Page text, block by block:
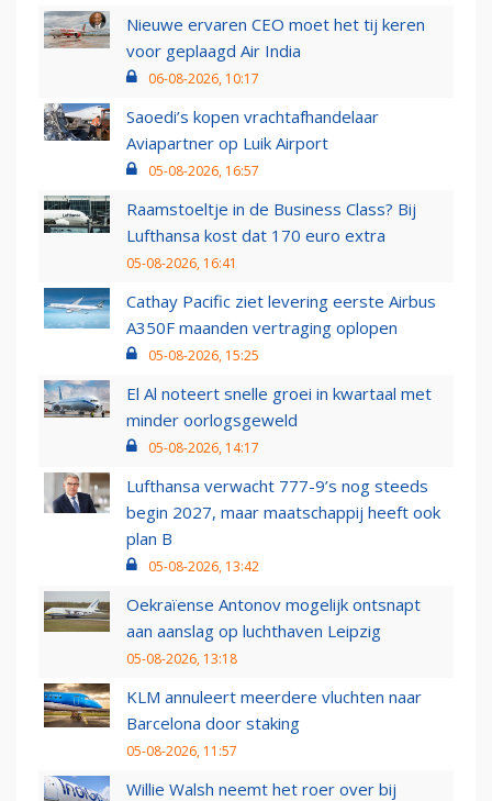
Nieuwe ervaren CEO moet het tij keren
voor geplaagd Air India
06-08-2026, 10:17
Saoedi’s kopen vrachtafhandelaar
Aviapartner op Luik Airport
05-08-2026, 16:57
Raamstoeltje in de Business Class? Bij
Lufthansa kost dat 170 euro extra
05-08-2026, 16:41
Cathay Pacific ziet levering eerste Airbus
A350F maanden vertraging oplopen
05-08-2026, 15:25
El Al noteert snelle groei in kwartaal met
minder oorlogsgeweld
05-08-2026, 14:17
Lufthansa verwacht 777-9’s nog steeds
begin 2027, maar maatschappij heeft ook
plan B
05-08-2026, 13:42
Oekraïense Antonov mogelijk ontsnapt
aan aanslag op luchthaven Leipzig
05-08-2026, 13:18
KLM annuleert meerdere vluchten naar
Barcelona door staking
05-08-2026, 11:57
Willie Walsh neemt het roer over bij